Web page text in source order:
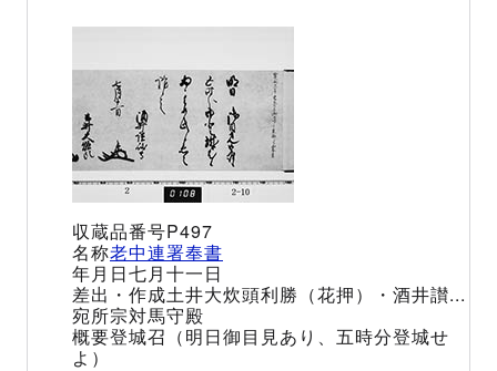
P497
老中連署奉書
七月十一日
土井大炊頭利勝（花押）・酒井讃...
宗対馬守殿
登城召（明日御目見あり、五時分登城せ
よ）